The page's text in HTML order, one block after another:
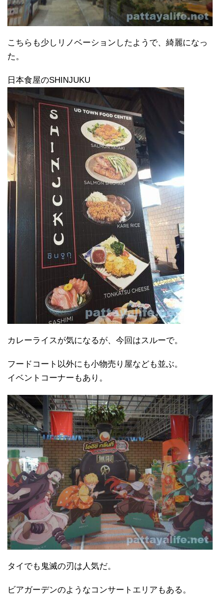
こちらも少しリノベーションしたようで、綺麗になっ
た。
日本食屋のSHINJUKU
カレーライスが気になるが、今回はスルーで。
フードコート以外にも小物売り屋なども並ぶ。
イベントコーナーもあり。
タイでも鬼滅の刃は人気だ。
ビアガーデンのようなコンサートエリアもある。